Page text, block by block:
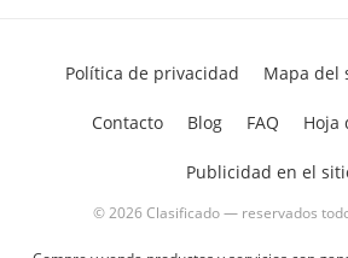
© 2026 Clasificado — reservados
Política de privacidad Mapa del
Contacto Blog FAQ Hoja
Publicidad en el